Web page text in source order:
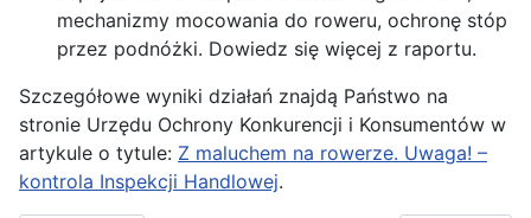
mechanizmy mocowania do roweru, ochronę stóp
przez podnóżki. Dowiedz się więcej z raportu.
Szczegółowe wyniki działań znajdą Państwo na
stronie Urzędu Ochrony Konkurencji i Konsumentów w
artykule o tytule: Z maluchem na rowerze. Uwaga! –
kontrola Inspekcji Handlowej.